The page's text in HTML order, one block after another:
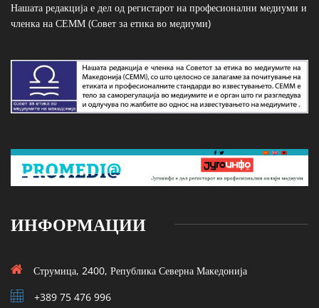
Нашата редакција е дел од регистарот на професионални медиуми и
членка на СЕММ (Совет за етика во медиуми)
ИНФОРМАЦИИ
Струмица, 2400, Република Северна Македонија
+389 75 476 996